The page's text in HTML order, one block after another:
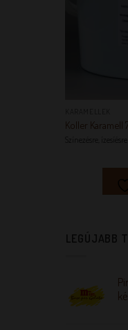
Koller Karamell
Színezésre, ízesíésre
LEGÚJABB